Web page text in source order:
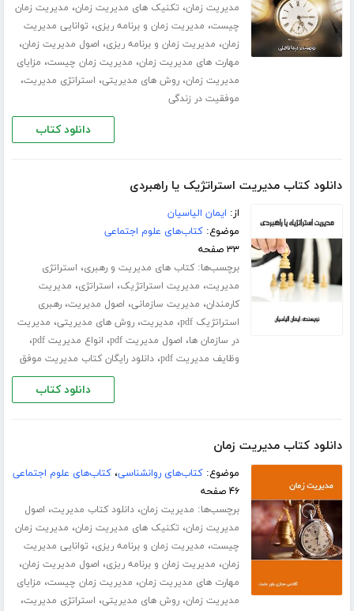
مدیریت زمان، تکنیک های مدیریت زمان، مدیریت زمان
چیست، مدیریت زمان و برنامه ریزی، توانایی مدیریت
زمان، مدیریت زمان و برنامه ریزی، اصول مدیریت زمان،
مهارت های مدیریت زمان، مدیریت زمان چیست، مزایای
مدیریت زمان،روش های مدیریتی، استراتژی مدیریت،
موفقیت در زندگی
دانلود کتاب
دانلود کتاب مدیریت استراتژیک یا راهبردی
از: ایمان الیاسیان
موضوع:کتاب‌های علوم اجتماعی
۳۳ صفحه
برچسب‌ها:کتاب های مدیریت و رهبری، استراتژی
مدیریت، مدیریت استراتژیک، استراتژی، مدیریت
کارمندان، مدیریت سازمانی، اصول مدیریت،رهبری
استراتژیک pdf
، مدیریت،روش های مدیریتی، مدیریت
در سازمان ها، اصول مدیریت pdf ، انواع مدیریت pdf ،
وظایف مدیریت pdf ،دانلود رایگان کتاب مدیریت موفق
دانلود کتاب
دانلود کتاب مدیریت زمان
موضوع:کتاب‌های روانشناسی،کتاب‌های علوم اجتماعی
۴۶ صفحه
برچسب‌ها: مدیریت زمان،دانلود کتاب مدیریت، اصول
مدیریت زمان، تکنیک های مدیریت زمان، مدیریت زمان
چیست، مدیریت زمان و برنامه ریزی، توانایی مدیریت
زمان، مدیریت زمان و برنامه ریزی، اصول مدیریت زمان،
مهارت های مدیریت زمان، مدیریت زمان چیست، مزایای
مدیریت زمان،روش های مدیریتی، استراتژی مدیریت،